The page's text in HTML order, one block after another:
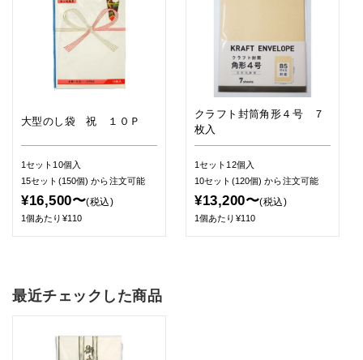
大型のし袋 祝 １０Ｐ
1セット10個入
15セット(150個)から注文可能
¥16,500〜(税込)
1個あたり¥110
クラフト封筒角形４号 ７
枚入
1セット12個入
10セット(120個)から注文可能
¥13,200〜(税込)
1個あたり¥110
最近チェックした商品